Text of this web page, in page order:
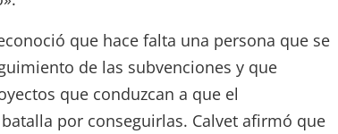
que hace falta una persona que se
de las subvenciones y que
que conduzcan a que el
por conseguirlas. Calvet afirmó que